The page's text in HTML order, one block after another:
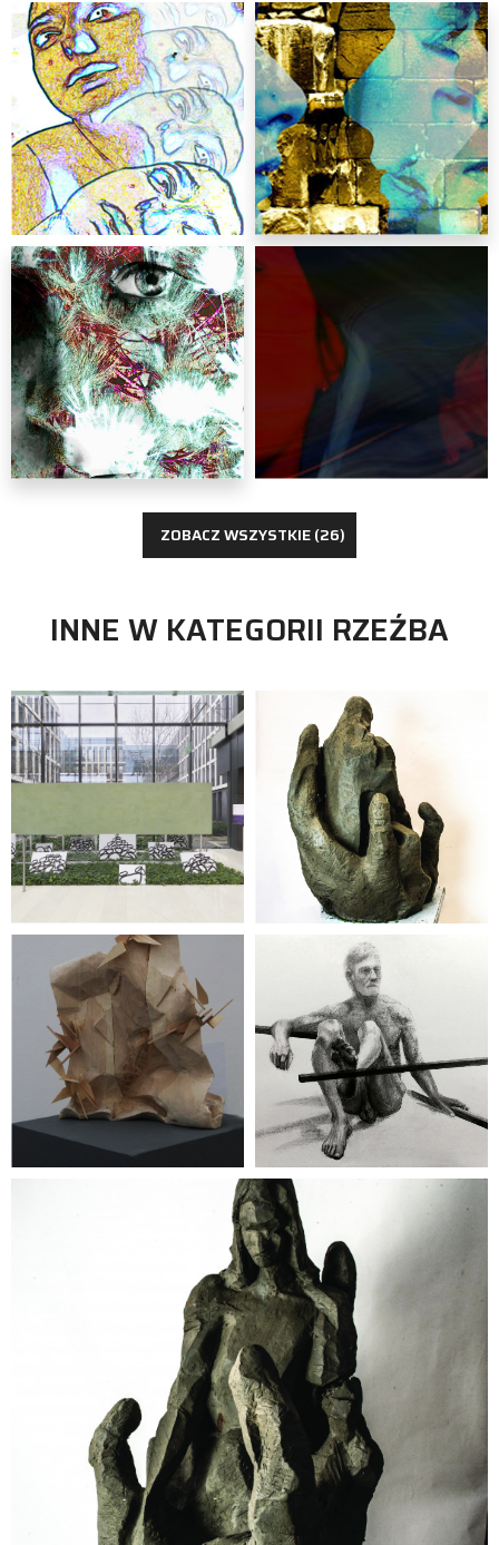
grafika
Katarzyna Smożewska
grafika
Katarzyna Smożewska
ZOBACZ WSZYSTKIE (26)
INNE W KATEGORII RZEŹBA
rzeźba
rzeźba
Monika Leśniak